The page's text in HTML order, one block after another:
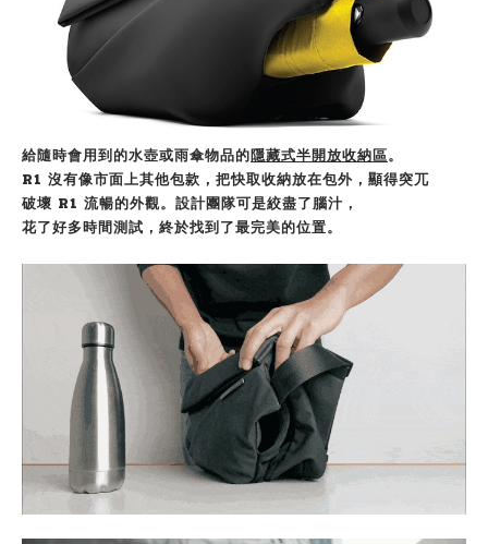
給隨時會用到的水壺或雨傘物品的隱藏式半開放收納區。
R1 沒有像市面上其他包款，把快取收納放在包外，顯得突兀
破壞 R1 流暢的外觀。設計團隊可是絞盡了腦汁，
花了好多時間測試，終於找到了最完美的位置。